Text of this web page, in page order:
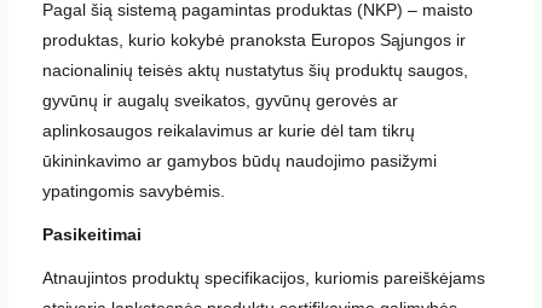
Pagal šią sistemą pagamintas produktas (NKP) – maisto
produktas, kurio kokybė pranoksta Europos Sąjungos ir
nacionalinių teisės aktų nustatytus šių produktų saugos,
gyvūnų ir augalų sveikatos, gyvūnų gerovės ar
aplinkosaugos reikalavimus ar kurie dėl tam tikrų
ūkininkavimo ar gamybos būdų naudojimo pasižymi
ypatingomis savybėmis.
Pasikeitimai
Atnaujintos produktų specifikacijos, kuriomis pareiškėjams